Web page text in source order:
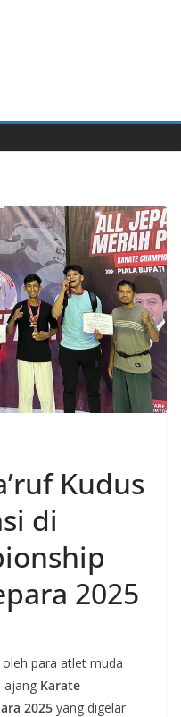
Kudus
di
2025
para atlet muda
ajang Karate
2025 yang digelar